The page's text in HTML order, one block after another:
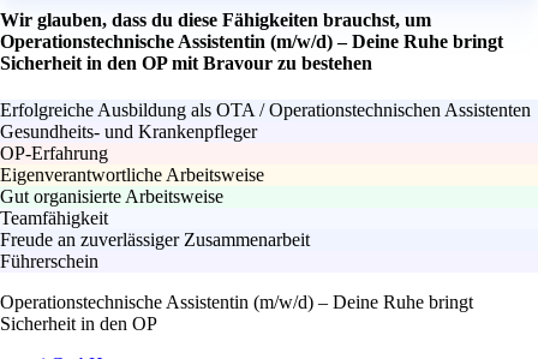
Wir glauben, dass du diese Fähigkeiten brauchst, um
Operationstechnische Assistentin (m/w/d) – Deine Ruhe bringt
Sicherheit in den OP mit Bravour zu bestehen
Erfolgreiche Ausbildung als OTA / Operationstechnischen Assistenten
Gesundheits- und Krankenpfleger
OP-Erfahrung
Eigenverantwortliche Arbeitsweise
Gut organisierte Arbeitsweise
Teamfähigkeit
Freude an zuverlässiger Zusammenarbeit
Führerschein
Operationstechnische Assistentin (m/w/d) – Deine Ruhe bringt
Sicherheit in den OP